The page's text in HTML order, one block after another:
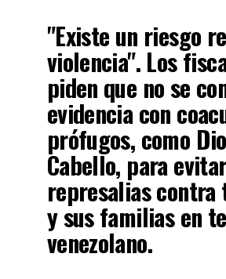
"Existe un riesgo
violencia". Los
piden que no se
evidencia con
prófugos, como
Cabello, para
represalias contra
y sus familias en
venezolano.